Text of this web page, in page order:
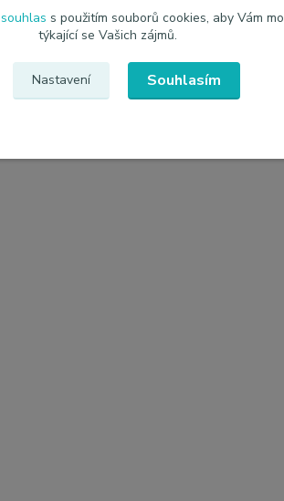
souhlas s použitím souborů cookies, aby Vám
týkající se Vašich zájmů.
Nastavení Souhlasím